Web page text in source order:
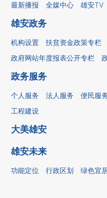
最新播报 全媒中心 雄安TV
雄安政务
机构设置 扶贫资金政策专栏
政府网站年度报表公开专栏
政务服务
个人服务 法人服务 便民服
工程建设
大美雄安
雄安未来
功能定位 行政区划 绿色宜